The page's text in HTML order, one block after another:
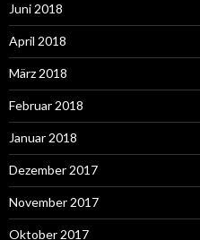
Juni 2018
April 2018
März 2018
Februar 2018
Januar 2018
Dezember 2017
November 2017
Oktober 2017